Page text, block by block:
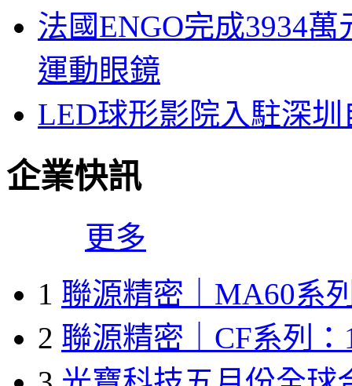
法國ENGO完成3934
運動眼鏡
LED球形影院入駐深
企業快訊
更多
1 聯源精密｜MA60系
2 聯源精密｜CF系列：